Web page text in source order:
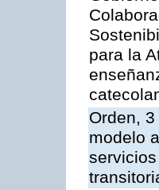
para la
Orden,
modelo